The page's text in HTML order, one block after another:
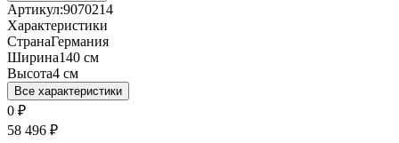
Артикул:9070214
Характеристики
СтранаГермания
Ширина140 см
Высота4 см
Все характеристики
0 ₽
58 496 ₽